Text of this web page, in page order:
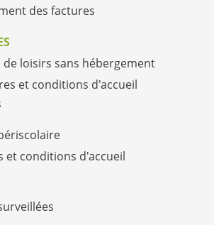
des factures
de loisirs sans hébergement
et conditions d'accueil
et conditions d'accueil